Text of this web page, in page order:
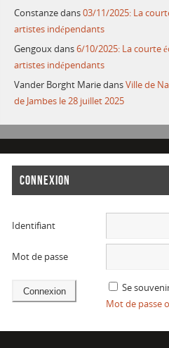
Constanzedans03/11/2025: La
artistes indépendants
Gengouxdans6/10/2025: La courte
artistes indépendants
Vander Borght MariedansVille de
de Jambes le 28 juillet 2025
CONNEXION
Identifiant
Mot de passe
Se
Mot de passe